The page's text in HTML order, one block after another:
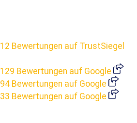
12 Bewertungen auf TrustSiegel
129 Bewertungen auf Google
94 Bewertungen auf Google
33 Bewertungen auf Google